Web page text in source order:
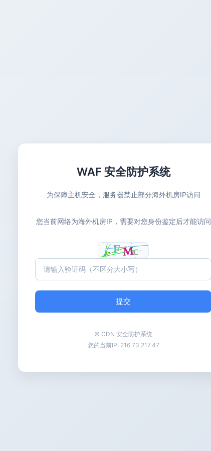
WAF 安全防护系统
为保障主机安全，服务器禁止部分海外机房IP访问
您当前网络为海外机房IP，需要对您身份鉴定后才能访问
提交
© CDN 安全防护系统
您的当前IP: 216.73.217.47